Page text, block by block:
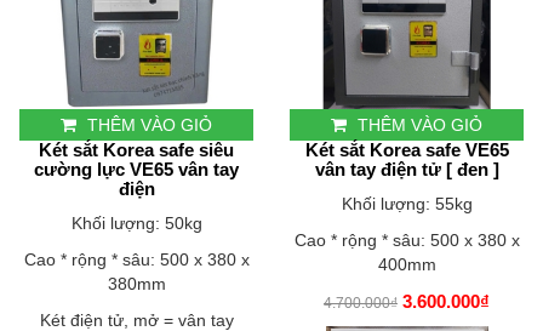
THÊM VÀO GIỎ
Két sắt Korea safe siêu
cường lực VE65 vân tay
điện
Khối lượng: 50kg
Cao * rộng * sâu: 500 x 380 x
380mm
Két điện tử, mở = vân tay
THÊM VÀO GIỎ
Két sắt Korea safe VE65
vân tay điện tử [ đen ]
Khối lượng: 55kg
Cao * rộng * sâu: 500 x 380 x
400mm
4.700.000₫ 3.600.000₫